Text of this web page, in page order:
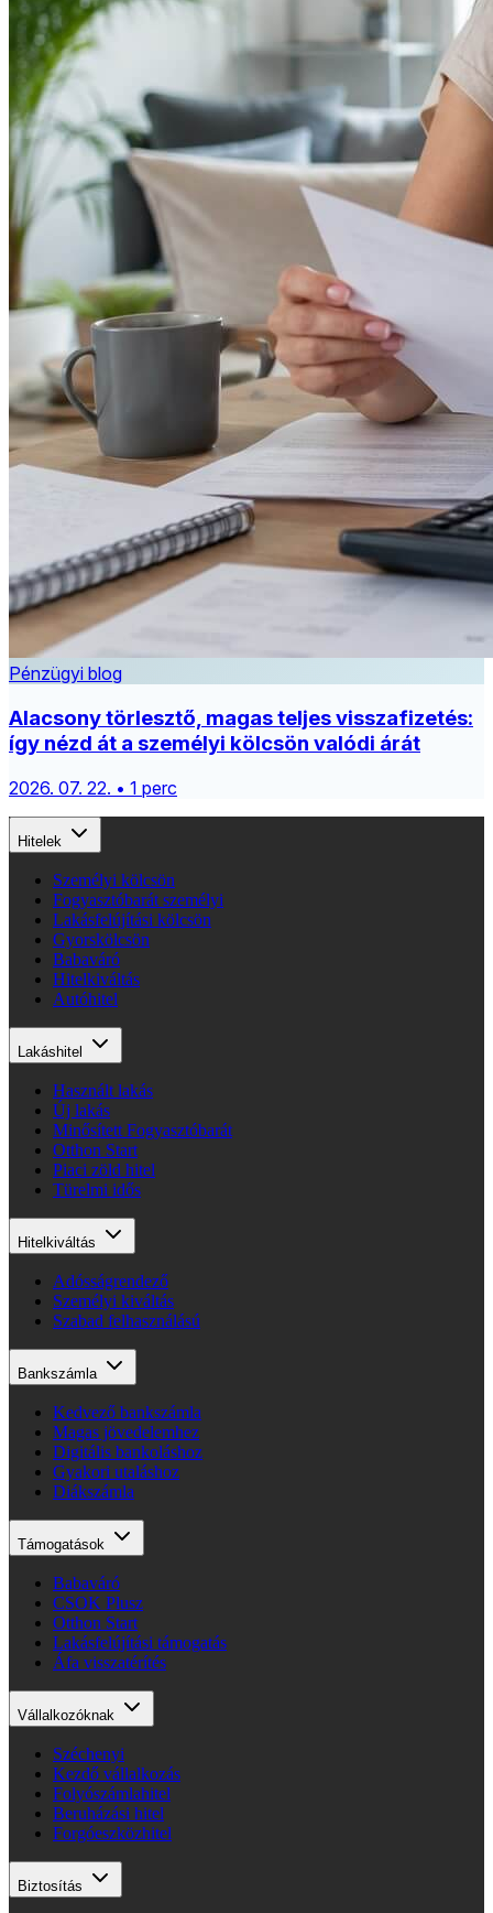
Pénzügyi blog
Alacsony törlesztő, magas teljes visszafizetés:
így nézd át a személyi kölcsön valódi árát
2026. 07. 22. • 1 perc
Hitelek
Személyi kölcsön
Fogyasztóbarát személyi
Lakásfelújítási kölcsön
Gyorskölcsön
Babaváró
Hitelkiváltás
Autóhitel
Lakáshitel
Használt lakás
Új lakás
Minősített Fogyasztóbarát
Otthon Start
Piaci zöld hitel
Türelmi idős
Hitelkiváltás
Adósságrendező
Személyi kiváltás
Szabad felhasználású
Bankszámla
Kedvező bankszámla
Magas jövedelemhez
Digitális bankoláshoz
Gyakori utaláshoz
Diákszámla
Támogatások
Babaváró
CSOK Plusz
Otthon Start
Lakásfelújítási támogatás
Áfa visszatérítés
Vállalkozóknak
Széchenyi
Kezdő vállalkozás
Folyószámlahitel
Beruházási hitel
Forgóeszközhitel
Biztosítás